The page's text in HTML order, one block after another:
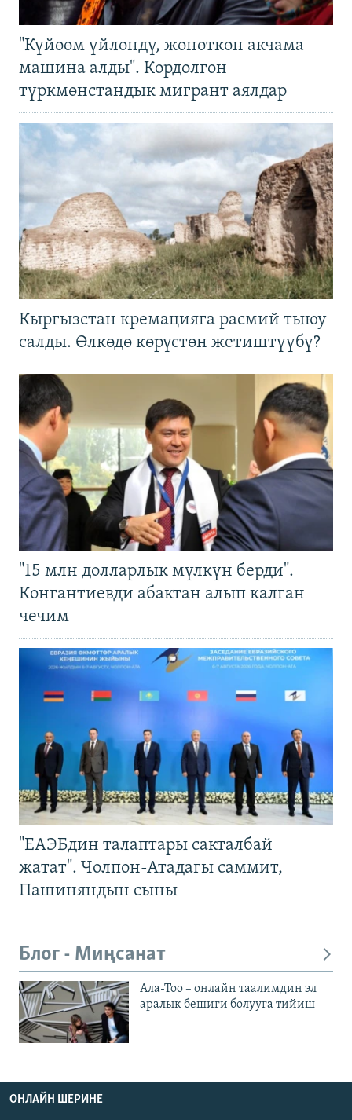
"Күйөөм үйлөндү, жөнөткөн акчама
машина алды". Кордолгон
түркмөнстандык мигрант аялдар
Кыргызстан кремацияга расмий тыюу
салды. Өлкөдө көрүстөн жетиштүүбү?
"15 млн долларлык мүлкүн берди".
Конгантиевди абактан алып калган
чечим
"ЕАЭБдин талаптары сакталбай
жатат". Чолпон-Атадагы саммит,
Пашиняндын сыны
Блог - Миңсанат
Ала-Тоо – онлайн таалимдин эл
аралык бешиги болууга тийиш
ОНЛАЙН ШЕРИНЕ